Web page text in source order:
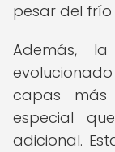
pesar del frío
Además,
capas más
especial
adicional.